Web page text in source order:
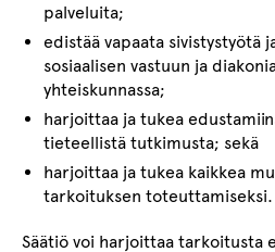
palveluita;
edistää vapaata sivistystyötä
sosiaalisen vastuun ja
yhteiskunnassa;
harjoittaa ja tukea
tieteellistä tutkimusta; sekä
harjoittaa ja tukea kaikkea
tarkoituksen toteuttamiseksi.
Säätiö voi harjoittaa tarkoitusta